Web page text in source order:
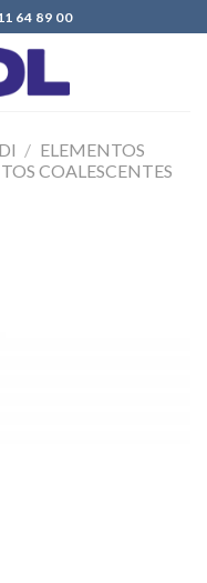
64 89 00
/ ELEMENTOS
COALESCENTES